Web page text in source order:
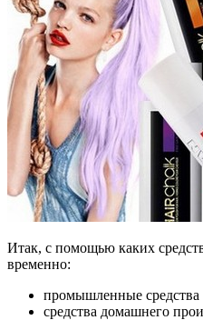
Итак, с помощью каких
временно:
промышленные средства
средства домашнего